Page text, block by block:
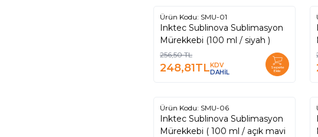
%
3
Ürün Kodu: SMU-01
Inktec Sublinova Sublimasyon
Mürekkebi (100 ml / siyah )
256,50TL
248,81TLKDV
DAHİL
Sepete
Ekle
%
3
Ürün Kodu: SMU-06
Inktec Sublinova Sublimasyon
Mürekkebi ( 100 ml / açık mavi